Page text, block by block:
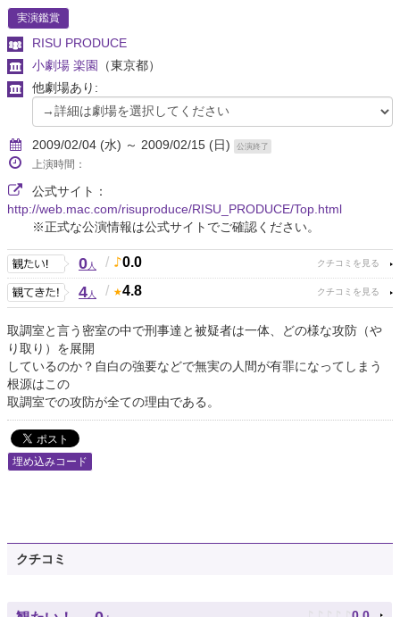
実演鑑賞
RISU PRODUCE
小劇場 楽園
（東京都）
他劇場あり:
2009/02/04 (水) ～ 2009/02/15 (日) 公演終了
上演時間：
公式サイト：
http://web.mac.com/risuproduce/RISU_PRODUCE/Top.html
※正式な公演情報は公式サイトでご確認ください。
0人 / 0.0
4人 / 4.8
取調室と言う密室の中で刑事達と被疑者は一体、どの様な攻防（や
り取り）を展開
しているのか？自白の強要などで無実の人間が有罪になってしまう
根源はこの
取調室での攻防が全ての理由である。
埋め込みコード
クチコミ